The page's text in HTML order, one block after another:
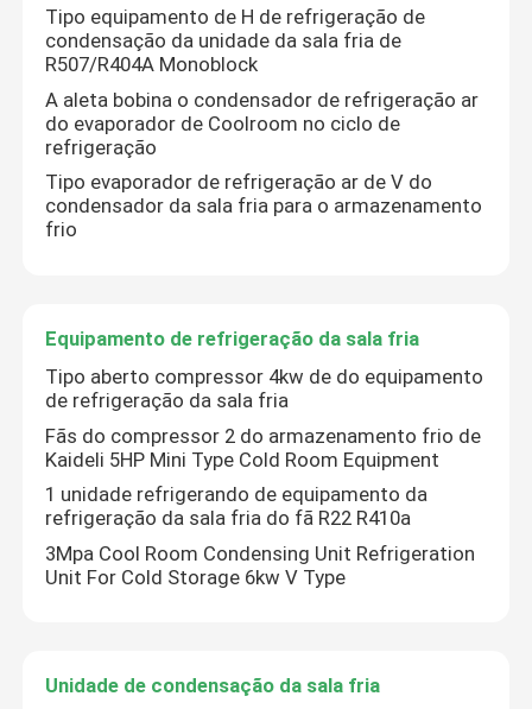
Tipo equipamento de H de refrigeração de
condensação da unidade da sala fria de
R507/R404A Monoblock
A aleta bobina o condensador de refrigeração ar
do evaporador de Coolroom no ciclo de
refrigeração
Tipo evaporador de refrigeração ar de V do
condensador da sala fria para o armazenamento
frio
Equipamento de refrigeração da sala fria
Tipo aberto compressor 4kw de do equipamento
de refrigeração da sala fria
Fãs do compressor 2 do armazenamento frio de
Kaideli 5HP Mini Type Cold Room Equipment
1 unidade refrigerando de equipamento da
refrigeração da sala fria do fã R22 R410a
3Mpa Cool Room Condensing Unit Refrigeration
Unit For Cold Storage 6kw V Type
Unidade de condensação da sala fria